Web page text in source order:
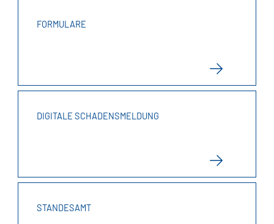
FORMULARE
DIGITALE SCHADENSMELDUNG
STANDESAMT